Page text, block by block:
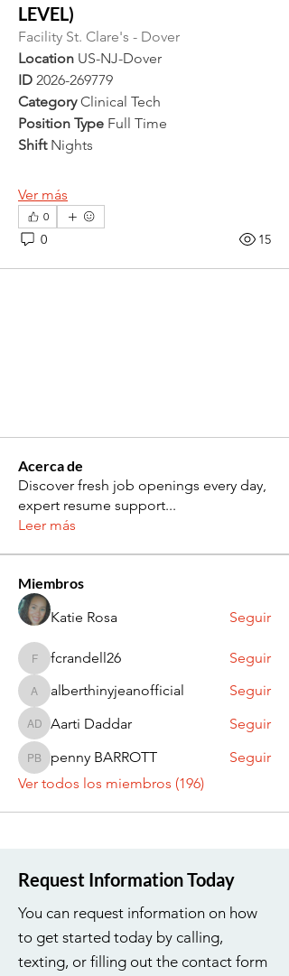
LEVEL)
Facility St. Clare's - Dover
Location US-NJ-Dover
ID 2026-269779
Category Clinical Tech
Position Type Full Time
Shift Nights
Ver más
0
0 15
Acerca de
Discover fresh job openings every day,
expert resume support...
Leer más
Miembros
Katie Rosa
Seguir
fcrandell26
fcrandell26 Seguir
alberthinyjeanofficial
alberthinyjeanofficial Seguir
Aarti Daddar
Aarti Daddar Seguir
penny BARROTT
penny BARROTT
Seguir
Ver todos los miembros (196)
Request Information Today
You can request information on how
to get started today by calling,
texting, or filling out the contact form